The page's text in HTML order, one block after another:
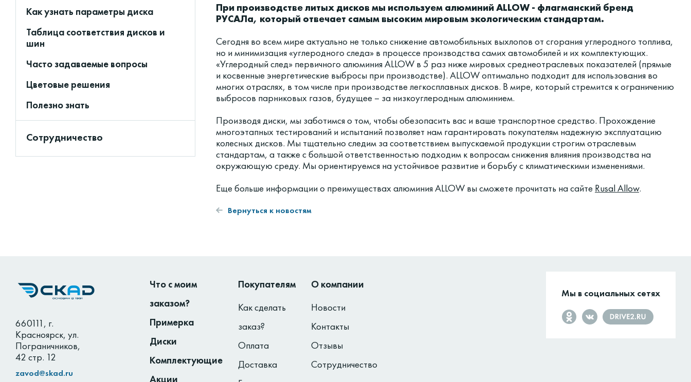
Как узнать параметры диска
Таблица соответствия дисков и
шин
Часто задаваемые вопросы
Цветовые решения
Полезно знать
Сотрудничество
При производстве литых дисков мы используем алюминий ALLOW - флагманский бренд
РУСАЛа, который отвечает самым высоким мировым экологическим стандартам.
Сегодня во всем мире актуально не только снижение автомобильных выхлопов от сгорания углеродного топлива,
но и минимизация «углеродного следа» в процессе производства самих автомобилей и их комплектующих.
«Углеродный след» первичного алюминия ALLOW в 5 раз ниже мировых среднеотраслевых показателей (прямые
и косвенные энергетические выбросы при производстве). ALLOW оптимально подходит для использования во
многих отраслях, в том числе при производстве легкосплавных дисков. В мире, который стремится к ограничению
выбросов парниковых газов, будущее – за низкоуглеродным алюминием.
Производя диски, мы заботимся о том, чтобы обезопасить вас и ваше транспортное средство. Прохождение
многоэтапных тестирований и испытаний позволяет нам гарантировать покупателям надежную эксплуатацию
колесных дисков. Мы тщательно следим за соответствием выпускаемой продукции строгим отраслевым
стандартам, а также с большой ответственностью подходим к вопросам снижения влияния производства на
окружающую среду. Мы ориентируемся на устойчивое развитие и борьбу с климатическими изменениями.
Еще больше информации о преимуществах алюминия ALLOW вы сможете прочитать на сайте Rusal Allow.
Вернуться к новостям
660111, г.
Красноярск, ул.
Пограничников,
42 стр. 12
zavod@skad.ru
Что с моим
заказом?
Примерка
Диски
Комплектующие
Акции
Покупателям
Как сделать
заказ?
Оплата
Доставка
О компании
Новости
Контакты
Отзывы
Сотрудничество
Мы в социальных сетях